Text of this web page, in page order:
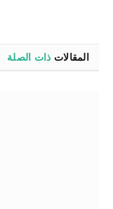
المقالات ذات الصلة